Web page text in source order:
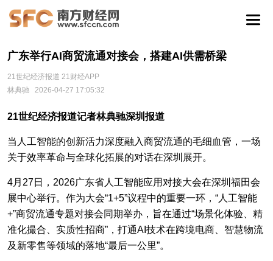
广东举行AI商贸流通对接会，搭建AI供需桥梁
21世纪经济报道 21财经APP
林典驰
2026-04-27 17:05:32
21世纪经济报道记者林典驰深圳报道
当人工智能的创新活力深度融入商贸流通的毛细血管，一场
关于效率革命与全球化拓展的对话在深圳展开。
4月27日，2026广东省人工智能应用对接大会在深圳福田会
展中心举行。作为大会“1+5”议程中的重要一环，“人工智能
+”商贸流通专题对接会同期举办，旨在通过“场景化体验、精
准化撮合、实质性招商”，打通AI技术在跨境电商、智慧物流
及新零售等领域的落地“最后一公里”。